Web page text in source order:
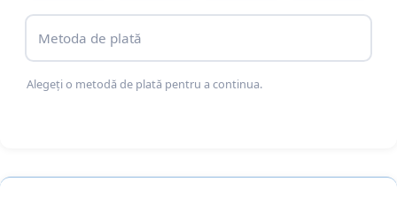
Metoda de plată
Alegeți o metodă de plată pentru a continua.